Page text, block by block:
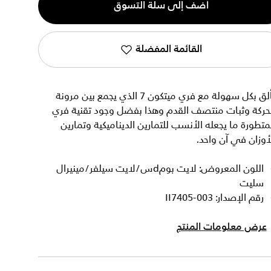
أضف إلى سلة التسوق
القائمة المفضلة
تألق بكل سهولة مع فري ميتكون 7 الذي يجمع بين مرونة
وثبات منتصف القدم وهذا بفضل وجود تقنية فري
ما يجعله الأنسب للتمارين الديناميكية وتمارين
في آن واحد.
اللون المعروض: لايت بومdس/لايت سيلفر/مينيرال
سليت
رقم الإصدار: II7405-003
عرض معلومات المنتج